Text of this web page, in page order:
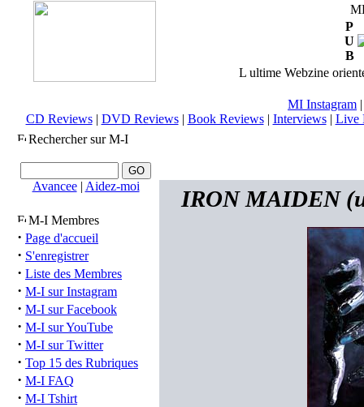
P
U
B
L ultime Webzine
MI Instagram
CD Reviews| DVD Reviews| Book Reviews| Interviews| Live
Rechercher sur M-I
Avancee| Aidez-moi
M-I Membres
· Page d'accueil
· S'enregistrer
· Liste des Membres
· M-I sur Instagram
· M-I sur Facebook
· M-I sur YouTube
· M-I sur Twitter
· Top 15 des Rubriques
· M-I FAQ
· M-I Tshirt
IRON MAIDEN